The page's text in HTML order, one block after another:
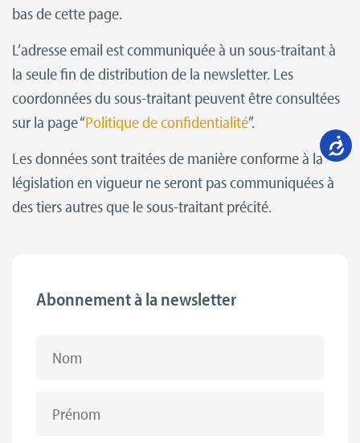
bas de cette page.
L’adresse email est communiquée à un sous-traitant à
la seule fin de distribution de la newsletter. Les
coordonnées du sous-traitant peuvent être consultées
sur la page “Politique de confidentialité”.
Les données sont traitées de manière conforme à la
législation en vigueur ne seront pas communiquées à
des tiers autres que le sous-traitant précité.
Abonnement à la newsletter